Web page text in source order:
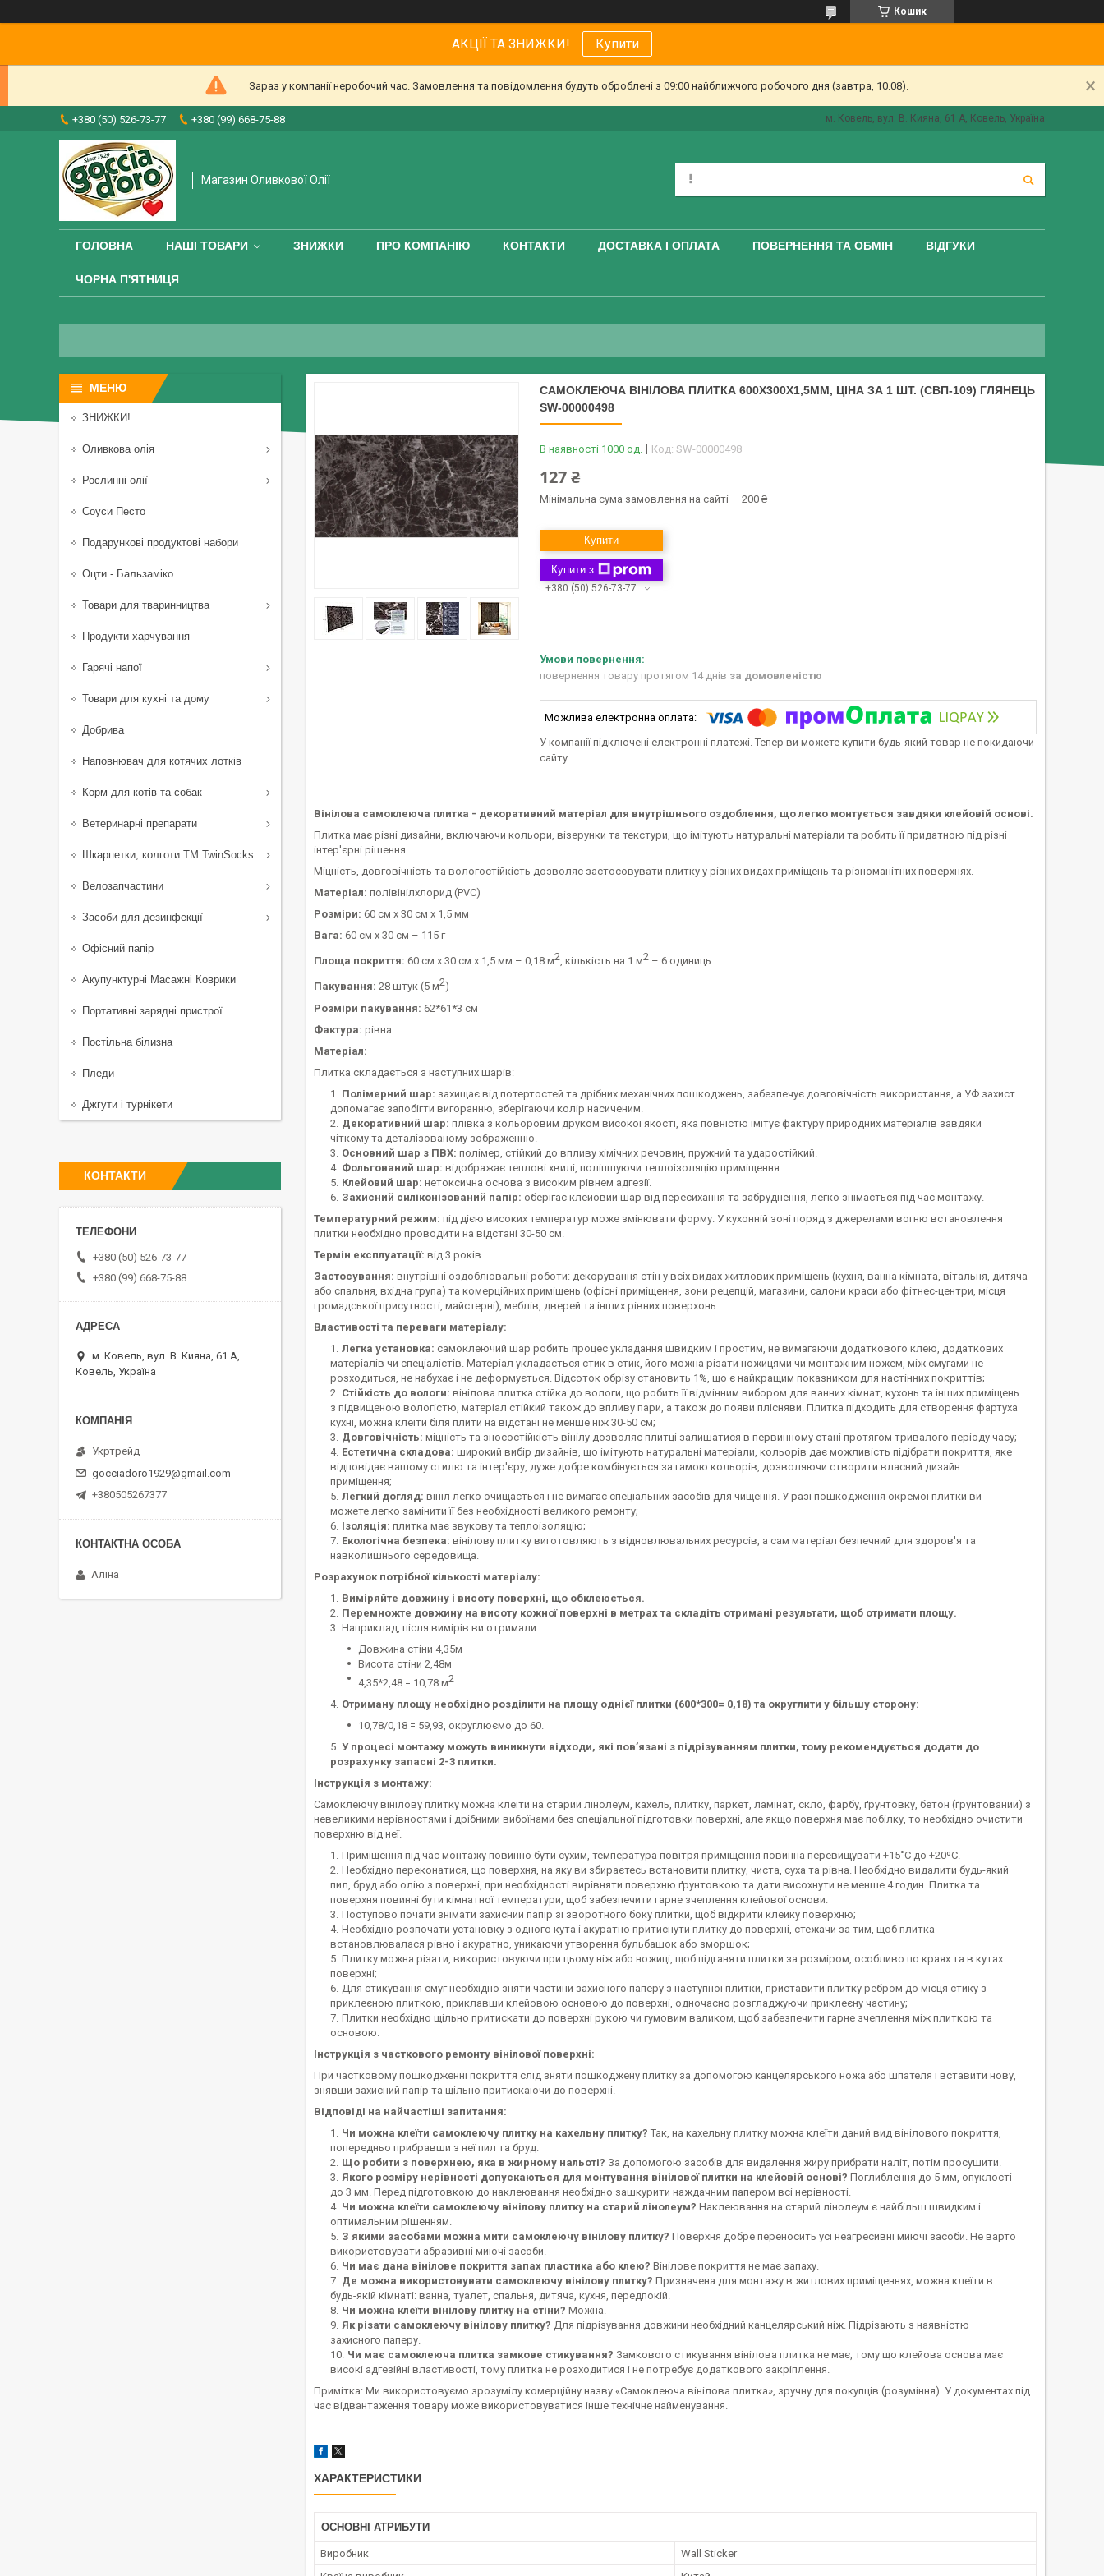
Кошик
АКЦІЇ ТА ЗНИЖКИ! Купити
Зараз у компанії неробочий час. Замовлення та повідомлення будуть оброблені з 09:00 найближчого робочого дня (завтра, 10.08).
+380 (50) 526-73-77 +380 (99) 668-75-88 м. Ковель, вул. В. Кияна, 61 А, Ковель, Україна
Магазин Оливкової Олії
ГОЛОВНА НАШІ ТОВАРИ ЗНИЖКИ ПРО КОМПАНІЮ КОНТАКТИ ДОСТАВКА І ОПЛАТА ПОВЕРНЕННЯ ТА ОБМІН ВІДГУКИ
ЧОРНА П'ЯТНИЦЯ
САМОКЛЕЮЧА ВІНІЛОВА ПЛИТКА 600Х300Х1,5ММ, ЦІНА ЗА 1 ШТ. (СВП-109) ГЛЯНЕЦЬ
SW-00000498
В наявності 1000 од. Код: SW-00000498
127 ₴
Мінімальна сума замовлення на сайті — 200 ₴
Купити
Купити з
+380 (50) 526-73-77
повернення товару протягом 14 днів за домовленістю
У компанії підключені електронні платежі. Тепер ви можете купити будь-який товар не покидаючи
сайту.
Вінілова самоклеюча плитка - декоративний матеріал для внутрішнього оздоблення, що легко монтується завдяки клейовій основі.
Плитка має різні дизайни, включаючи кольори, візерунки та текстури, що імітують натуральні матеріали та робить її придатною під різні
інтер'єрні рішення.
Міцність, довговічність та вологостійкість дозволяє застосовувати плитку у різних видах приміщень та різноманітних поверхнях.
Матеріал: полівінілхлорид (PVC)
Розміри: 60 см х 30 см х 1,5 мм
Вага: 60 см х 30 см – 115 г
Площа покриття: 60 см х 30 см х 1,5 мм – 0,18 м2, кількість на 1 м2 – 6 одиниць
Пакування: 28 штук (5 м2)
Розміри пакування: 62*61*3 см
Фактура: рівна
Матеріал:
Плитка складається з наступних шарів:
Полімерний шар: захищає від потертостей та дрібних механічних пошкоджень, забезпечує довговічність використання, а УФ захист
допомагає запобігти вигоранню, зберігаючи колір насиченим.
Декоративний шар: плівка з кольоровим друком високої якості, яка повністю імітує фактуру природних матеріалів завдяки
чіткому та деталізованому зображенню.
Основний шар з ПВХ: полімер, стійкий до впливу хімічних речовин, пружний та ударостійкий.
Фольгований шар: відображає теплові хвилі, поліпшуючи теплоізоляцію приміщення.
Клейовий шар: нетоксична основа з високим рівнем адгезії.
Захисний силіконізований папір: оберігає клейовий шар від пересихання та забруднення, легко знімається під час монтажу.
Температурний режим: під дією високих температур може змінювати форму. У кухонній зоні поряд з джерелами вогню встановлення
плитки необхідно проводити на відстані 30-50 см.
Термін експлуатації: від 3 років
Застосування: внутрішні оздоблювальні роботи: декорування стін у всіх видах житлових приміщень (кухня, ванна кімната, вітальня, дитяча
або спальня, вхідна група) та комерційних приміщень (офісні приміщення, зони рецепцій, магазини, салони краси або фітнес-центри, місця
громадської присутності, майстерні), меблів, дверей та інших рівних поверхонь.
Властивості та переваги матеріалу:
Легка установка: самоклеючий шар робить процес укладання швидким і простим, не вимагаючи додаткового клею, додаткових
матеріалів чи спеціалістів. Матеріал укладається стик в стик, його можна різати ножицями чи монтажним ножем, між смугами не
розходиться, не набухає і не деформується. Відсоток обрізу становить 1%, що є найкращим показником для настінних покриттів;
Стійкість до вологи: вінілова плитка стійка до вологи, що робить її відмінним вибором для ванних кімнат, кухонь та інших приміщень
з підвищеною вологістю, матеріал стійкий також до впливу пари, а також до появи плісняви. Плитка підходить для створення фартуха
кухні, можна клеїти біля плити на відстані не менше ніж 30-50 см;
Довговічність: міцність та зносостійкість вінілу дозволяє плитці залишатися в первинному стані протягом тривалого періоду часу;
Естетична складова: широкий вибір дизайнів, що імітують натуральні матеріали, кольорів дає можливість підібрати покриття, яке
відповідає вашому стилю та інтер'єру, дуже добре комбінується за гамою кольорів, дозволяючи створити власний дизайн
приміщення;
Легкий догляд: вініл легко очищається і не вимагає спеціальних засобів для чищення. У разі пошкодження окремої плитки ви
можете легко замінити її без необхідності великого ремонту;
Ізоляція: плитка має звукову та теплоізоляцію;
Екологічна безпека: вінілову плитку виготовляють з відновлювальних ресурсів, а сам матеріал безпечний для здоров'я та
навколишнього середовища.
Розрахунок потрібної кількості матеріалу:
Виміряйте довжину і висоту поверхні, що обклеюється.
Перемножте довжину на висоту кожної поверхні в метрах та складіть отримані результати, щоб отримати площу.
Наприклад, після вимірів ви отримали:
Довжина стіни 4,35м
Висота стіни 2,48м
4,35*2,48 = 10,78 м2
Отриману площу необхідно розділити на площу однієї плитки (600*300= 0,18) та округлити у більшу сторону:
10,78/0,18 = 59,93, округлюємо до 60.
У процесі монтажу можуть виникнути відходи, які пов’язані з підрізуванням плитки, тому рекомендується додати до
розрахунку запасні 2-3 плитки.
Інструкція з монтажу:
Самоклеючу вінілову плитку можна клеїти на старий лінолеум, кахель, плитку, паркет, ламінат, скло, фарбу, ґрунтовку, бетон (ґрунтований) з
невеликими нерівностями і дрібними вибоїнами без спеціальної підготовки поверхні, але якщо поверхня має побілку, то необхідно очистити
поверхню від неї.
Приміщення під час монтажу повинно бути сухим, температура повітря приміщення повинна перевищувати +15˚С до +20ºС.
Необхідно переконатися, що поверхня, на яку ви збираєтесь встановити плитку, чиста, суха та рівна. Необхідно видалити будь-який
пил, бруд або олію з поверхні, при необхідності вирівняти поверхню ґрунтовкою та дати висохнути не менше 4 годин. Плитка та
поверхня повинні бути кімнатної температури, щоб забезпечити гарне зчеплення клейової основи.
Поступово почати знімати захисний папір зі зворотного боку плитки, щоб відкрити клейку поверхню;
Необхідно розпочати установку з одного кута і акуратно притиснути плитку до поверхні, стежачи за тим, щоб плитка
встановлювалася рівно і акуратно, уникаючи утворення бульбашок або зморшок;
Плитку можна різати, використовуючи при цьому ніж або ножиці, щоб підганяти плитки за розміром, особливо по краях та в кутах
поверхні;
Для стикування смуг необхідно зняти частини захисного паперу з наступної плитки, приставити плитку ребром до місця стику з
приклеєною плиткою, приклавши клейовою основою до поверхні, одночасно розгладжуючи приклеєну частину;
Плитки необхідно щільно притискати до поверхні рукою чи гумовим валиком, щоб забезпечити гарне зчеплення між плиткою та
основою.
Інструкція з часткового ремонту вінілової поверхні:
При частковому пошкодженні покриття слід зняти пошкоджену плитку за допомогою канцелярського ножа або шпателя і вставити нову,
знявши захисний папір та щільно притискаючи до поверхні.
Відповіді на найчастіші запитання:
Чи можна клеїти самоклеючу плитку на кахельну плитку? Так, на кахельну плитку можна клеїти даний вид вінілового покриття,
попередньо прибравши з неї пил та бруд.
Що робити з поверхнею, яка в жирному нальоті? За допомогою засобів для видалення жиру прибрати наліт, потім просушити.
Якого розміру нерівності допускаються для монтування вінілової плитки на клейовій основі? Поглиблення до 5 мм, опуклості
до 3 мм. Перед підготовкою до наклеювання необхідно зашкурити наждачним папером всі нерівності.
Чи можна клеїти самоклеючу вінілову плитку на старий лінолеум? Наклеювання на старий лінолеум є найбільш швидким і
оптимальним рішенням.
З якими засобами можна мити самоклеючу вінілову плитку? Поверхня добре переносить усі неагресивні миючі засоби. Не варто
використовувати абразивні миючі засоби.
Чи має дана вінілове покриття запах пластика або клею? Вінілове покриття не має запаху.
Де можна використовувати самоклеючу вінілову плитку? Призначена для монтажу в житлових приміщеннях, можна клеїти в
будь-якій кімнаті: ванна, туалет, спальня, дитяча, кухня, передпокій.
Чи можна клеїти вінілову плитку на стіни? Можна.
Як різати самоклеючу вінілову плитку? Для підрізування довжини необхідний канцелярський ніж. Підрізають з наявністю
захисного паперу.
Чи має самоклеюча плитка замкове стикування? Замкового стикування вінілова плитка не має, тому що клейова основа має
високі адгезійні властивості, тому плитка не розходитися і не потребує додаткового закріплення.
Примітка: Ми використовуємо зрозумілу комерційну назву «Самоклеюча вінілова плитка», зручну для покупців (розуміння). У документах під
час відвантаження товару може використовуватися інше технічне найменування.
ХАРАКТЕРИСТИКИ
ОСНОВНІ АТРИБУТИ
Виробник
Wall Sticker
ЗНИЖКИ!
Оливкова олія
Рослинні олії
Соуси Песто
Подарункові продуктові набори
Оцти - Бальзаміко
Товари для тваринництва
Продукти харчування
Гарячі напої
Товари для кухні та дому
Добрива
Наповнювач для котячих лотків
Корм для котів та собак
Ветеринарні препарати
Шкарпетки, колготи ТМ TwinSocks
Велозапчастини
Засоби для дезинфекції
Офісний папір
Акупунктурні Масажні Коврики
Портативні зарядні пристрої
Постільна білизна
Пледи
Джгути і турнікети
КОНТАКТИ
+380 (50) 526-73-77
+380 (99) 668-75-88
м. Ковель, вул. В. Кияна, 61 А,
Ковель, Україна
Укртрейд
gocciadoro1929@gmail.com
+380505267377
Аліна